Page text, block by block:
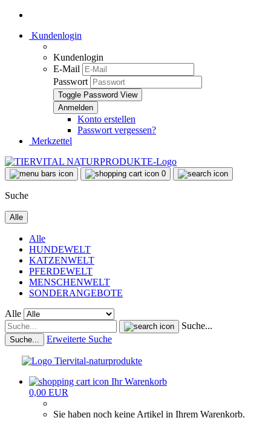
Kundenlogin
Kundenlogin
E-Mail
Passwort
Toggle Password View
Konto erstellen
Passwort vergessen?
Merkzettel
0
Suche
Alle
Alle
HUNDEWELT
KATZENWELT
PFERDEWELT
MENSCHENWELT
SONDERANGEBOTE
Alle
Suche...
Suche... Erweiterte Suche
Ihr Warenkorb
0,00 EUR
Sie haben noch keine Artikel in Ihrem Warenkorb.